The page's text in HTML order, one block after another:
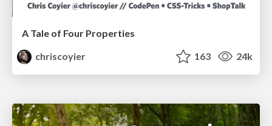
A Tale of Four Properties
chriscoyier
163 24k